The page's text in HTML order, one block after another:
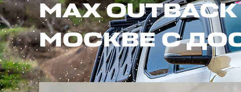
MAX
МОСКВЕ С